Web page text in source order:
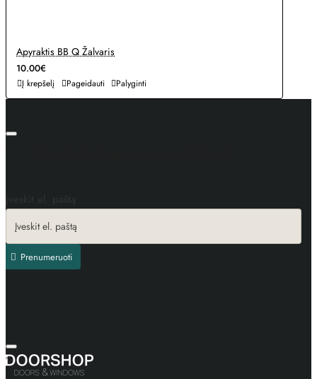
Apyraktis BB Q Žalvaris
10.00€
Į krepšelį Pageidauti Palyginti
Įveskit el. paštą
Prenumeruoti